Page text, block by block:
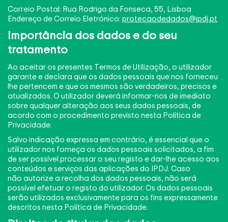
Correio Postal: Rua Rodrigo da Fonseca, 55, Lisboa
Endereço de Correio Eletrónico:protecaodedados@ipdj.pt
Importância dos dados e do seu
tratamento
Ao aceitar os presentes Termos de Utilização, o utilizador
garante e declara que os dados pessoais que nos forneceu
lhe pertencem e que os mesmos são verdadeiros, precisos e
atualizados. O utilizador deverá informar-nos de imediato
sobre qualquer alteração aos seus dados pessoais, de
acordo com o procedimento previsto nesta Política de
Privacidade.
Salvo indicação expressa em contrário, é essencial que o
utilizador nos forneça os dados pessoais solicitados, a fim
de ser possível processar o seu registo e dar-lhe acesso aos
conteúdos e serviços das aplicações do IPDJ. Caso
não autorize a recolha dos dados pessoais, não será
possível efetuar o registo do utilizador. Os dados pessoais
serão utilizados exclusivamente para os fins expressamente
descritos nesta Política de Privacidade.